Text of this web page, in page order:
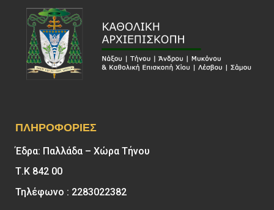
ΠΛΗΡΟΦΟΡΊΕΣ
Έδρα: Παλλάδα – Χώρα Τήνου
Τ.Κ 842 00
Τηλέφωνο : 2283022382